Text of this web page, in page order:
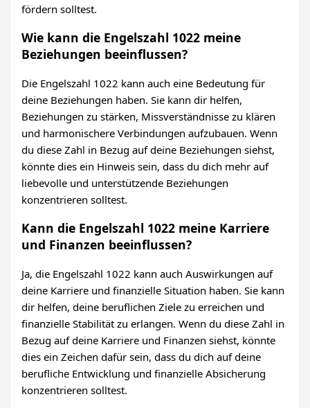
fördern solltest.
Wie kann die Engelszahl 1022 meine
Beziehungen beeinflussen?
Die Engelszahl 1022 kann auch eine Bedeutung für
deine Beziehungen haben. Sie kann dir helfen,
Beziehungen zu stärken, Missverständnisse zu klären
und harmonischere Verbindungen aufzubauen. Wenn
du diese Zahl in Bezug auf deine Beziehungen siehst,
könnte dies ein Hinweis sein, dass du dich mehr auf
liebevolle und unterstützende Beziehungen
konzentrieren solltest.
Kann die Engelszahl 1022 meine Karriere
und Finanzen beeinflussen?
Ja, die Engelszahl 1022 kann auch Auswirkungen auf
deine Karriere und finanzielle Situation haben. Sie kann
dir helfen, deine beruflichen Ziele zu erreichen und
finanzielle Stabilität zu erlangen. Wenn du diese Zahl in
Bezug auf deine Karriere und Finanzen siehst, könnte
dies ein Zeichen dafür sein, dass du dich auf deine
berufliche Entwicklung und finanzielle Absicherung
konzentrieren solltest.